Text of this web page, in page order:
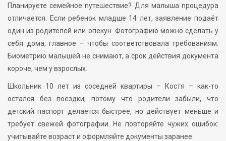
Планируете семейное путешествие? Для малыша процедура
отличается. Если ребенок младше 14 лет, заявление подаёт
один из родителей или опекун. Фотографию можно сделать у
себя дома, главное – чтобы соответствовала требованиям.
Биометрию малышей не снимают, а срок действия документа
короче, чем у взрослых.
Школьник 10 лет из соседней квартиры – Костя – как-то
остался без поездки, потому что родители забыли, что
детский паспорт делается быстрее, но действует меньше и
требует свежей фотографии. Не повторяйте чужих ошибок:
учитывайте возраст и оформляйте документы заранее.